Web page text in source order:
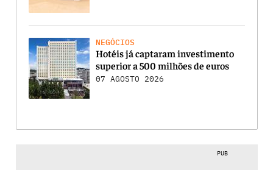
NEGÓCIOS
Hotéis já captaram investimento
superior a 500 milhões de euros
07 AGOSTO 2026
PUB